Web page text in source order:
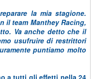
la mia stagione.
il team Manthey Racing,
Va anche detto che il
usufruire di restrittori
puntiamo molto
a tutti gli effetti nella 24